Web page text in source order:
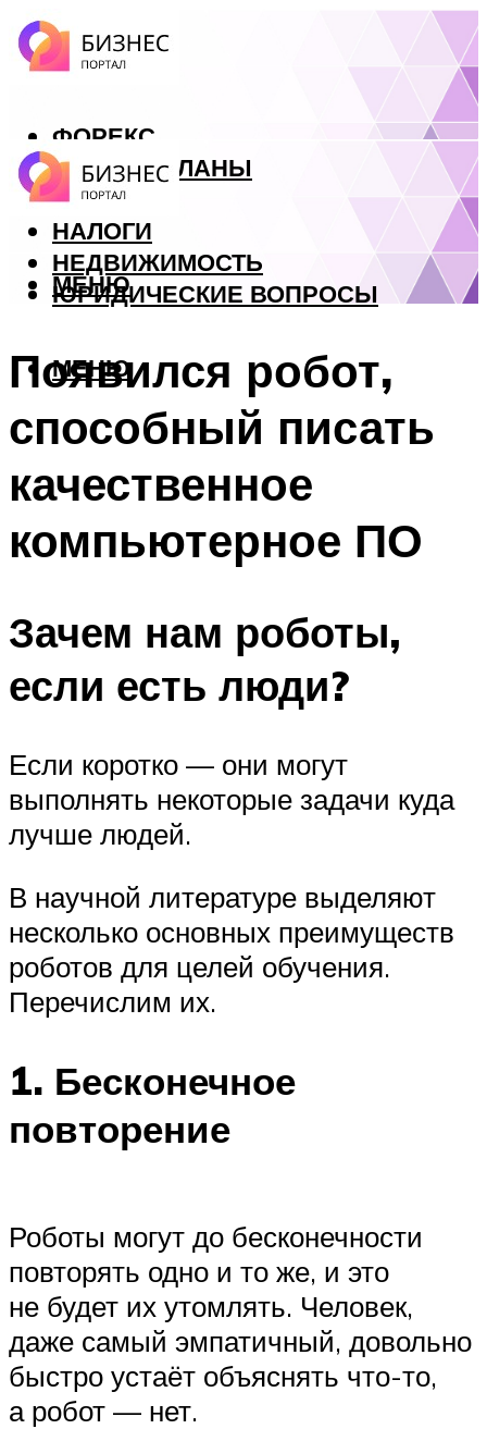
ФОРЕКС
БИЗНЕС ПЛАНЫ
КРЕДИТЫ
НАЛОГИ
НЕДВИЖИМОСТЬ
ЮРИДИЧЕСКИЕ ВОПРОСЫ
МЕНЮ
МЕНЮ
Появился робот,
способный писать
качественное
компьютерное ПО
Зачем нам роботы,
если есть люди?
Если коротко — они могут
выполнять некоторые задачи куда
лучше людей.
В научной литературе выделяют
несколько основных преимуществ
роботов для целей обучения.
Перечислим их.
1. Бесконечное
повторение
Роботы могут до бесконечности
повторять одно и то же, и это
не будет их утомлять. Человек,
даже самый эмпатичный, довольно
быстро устаёт объяснять что-то,
а робот — нет.